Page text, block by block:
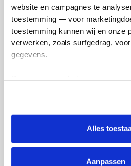
website en campagnes te
toestemming — voor
toestemming kunnen wij en onze
verwerken, zoals surfgedrag,
gegevens.
tonen. Je kunt je toestemming op
intrekken via Cookie instellingen
lijst met cookies is te vinden in het
Alles
Aanpassen
Doneer nu